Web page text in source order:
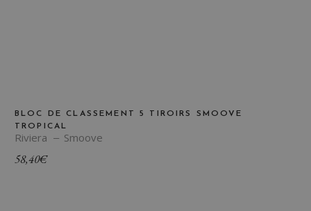
BLOC DE CLASSEMENT 5 TIROIRS SMOOVE
TROPICAL
Riviera Smoove
58,40€